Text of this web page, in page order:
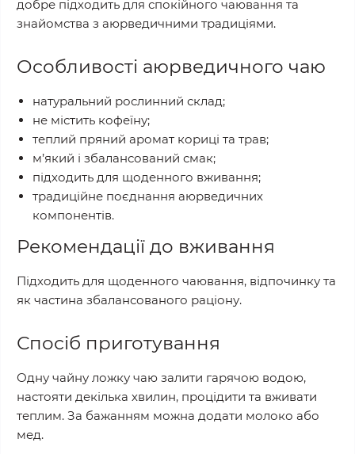
добре підходить для спокійного чаювання та
знайомства з аюрведичними традиціями.
Особливості аюрведичного чаю
натуральний рослинний склад;
не містить кофеїну;
теплий пряний аромат кориці та трав;
м’який і збалансований смак;
підходить для щоденного вживання;
традиційне поєднання аюрведичних
компонентів.
Рекомендації до вживання
Підходить для щоденного чаювання, відпочинку та
як частина збалансованого раціону.
Спосіб приготування
Одну чайну ложку чаю залити гарячою водою,
настояти декілька хвилин, процідити та вживати
теплим. За бажанням можна додати молоко або
мед.